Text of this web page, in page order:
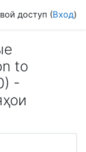
доступ (Вход)
to
-